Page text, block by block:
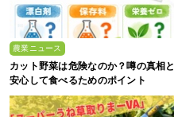
農業ニュース
カット野菜は危険なのか？噂の真相と
安心して食べるためのポイント